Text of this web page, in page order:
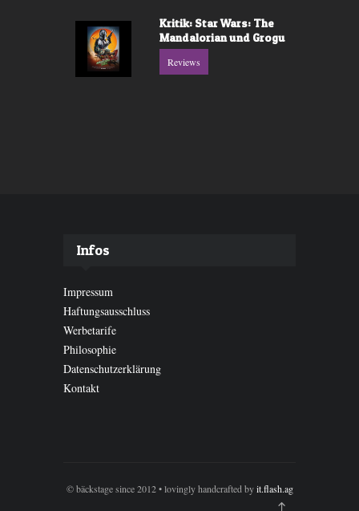
Kritik: Star Wars: The
Mandalorian und Grogu
Reviews
Infos
Impressum
Haftungsausschluss
Werbetarife
Philosophie
Datenschutzerklärung
Kontakt
© bäckstage since 2012 • lovingly handcrafted byit.flash.ag